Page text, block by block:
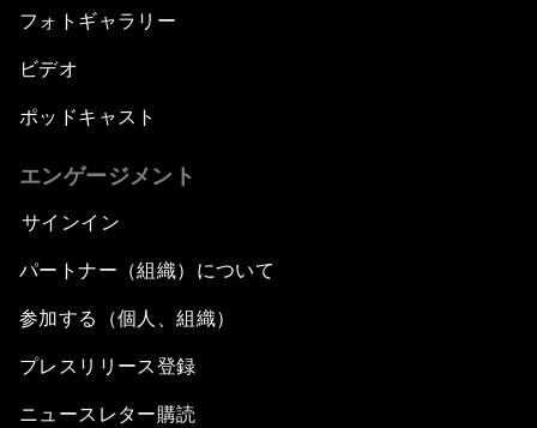
フォトギャラリー
ビデオ
ポッドキャスト
エンゲージメント
サインイン
パートナー（組織）について
参加する（個人、組織）
プレスリリース登録
ニュースレター購読